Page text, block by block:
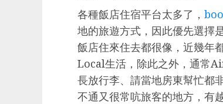
各種飯店住宿平台太多了，
地的旅遊方式，因此優先選擇
飯店住來住去都很像，近幾年
Local生活，除此之外，通常
長放行李、請當地房東幫忙都
不通又很常吭旅客的地方，有